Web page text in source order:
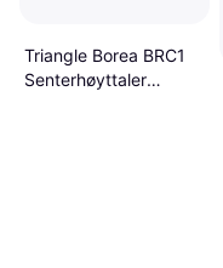
Triangle Borea BRC1
Senterhøyttaler